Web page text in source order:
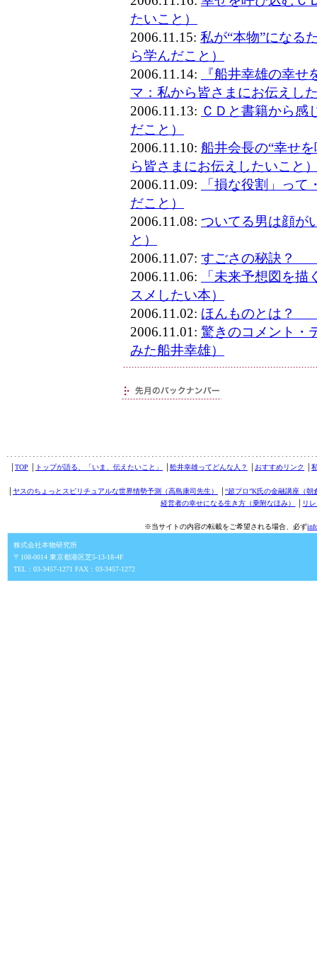
たいこと）
2006.11.15: 私が“本物”になる
ら学んだこと）
2006.11.14:
『船井幸雄の幸
マ：私から皆さまにお伝えし
2006.11.13: ＣＤと書籍から
だこと）
2006.11.10: 船井会長の“幸せ
ら皆さまにお伝えしたいこと
2006.11.09:
「損な役割」っ
だこと）
2006.11.08: ついてる男は顔が
と）
2006.11.07: すごさの秘訣？
2006.11.06:
「未来予想図を
スメしたい本）
2006.11.02: ほんものとは？
2006.11.01: 驚きのコメント・
みた船井幸雄）
TOP トップが語る、「いま、伝えたいこと」 舩井幸雄ってどんな人？ おすすめリンク
ヤスのちょっとスピリチュアルな世界情勢予測（高島康司先生）
“超プロ”K氏の金融講座（朝
経営者の幸せになる生き方（乗附なほみ）
リ
※当サイトの内容の転載をご希望される場合、必ず
株式会社本物研究所
〒108-0014 東京都港区芝5-13-18-4F
TEL：03-3457-1271 FAX：03-3457-1272